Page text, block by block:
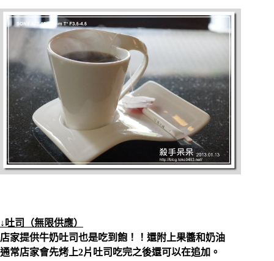
↓吐司（無限供應）
店家提供牛奶吐司也是吃到飽！！還附上果醬和奶油
通常店家會先烤上2片吐司吃完之後還可以在追加。